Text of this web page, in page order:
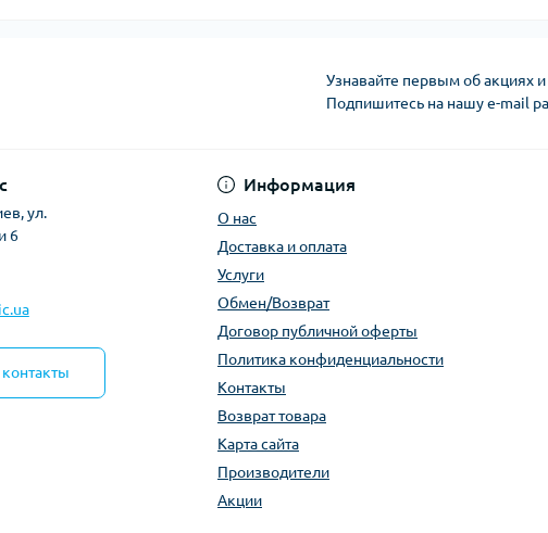
Узнавайте первым об акциях и
Подпишитесь на нашу e-mail
ул.
6
Информация
О нас
Доставка и оплата
Услуги
Обмен/Возврат
Договор публичной оферты
Политика конфиденциальности
Контакты
Возврат товара
Карта сайта
Производители
Акции